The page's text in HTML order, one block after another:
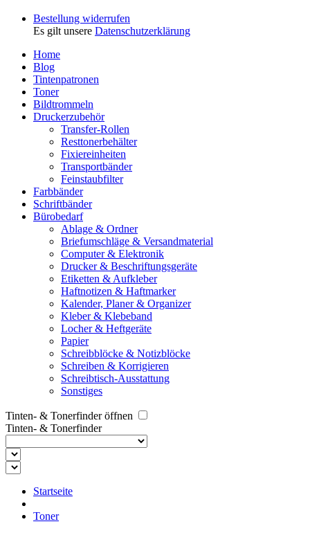
Bestellung widerrufen
Es gilt unsere Datenschutzerklärung
Home
Blog
Tintenpatronen
Toner
Bildtrommeln
Druckerzubehör
Transfer-Rollen
Resttonerbehälter
Fixiereinheiten
Transportbänder
Feinstaubfilter
Farbbänder
Schriftbänder
Bürobedarf
Ablage & Ordner
Briefumschläge & Versandmaterial
Computer & Elektronik
Drucker & Beschriftungsgeräte
Etiketten & Aufkleber
Haftnotizen & Haftmarker
Kalender, Planer & Organizer
Kleber & Klebeband
Locher & Heftgeräte
Papier
Schreibblöcke & Notizblöcke
Schreiben & Korrigieren
Schreibtisch-Ausstattung
Sonstiges
Tinten- & Tonerfinder öffnen
Tinten- & Tonerfinder
Startseite
Toner